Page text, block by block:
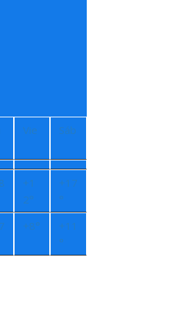
Vie Sáb
8
+1
2°
+17
°
7
+8° +11
°